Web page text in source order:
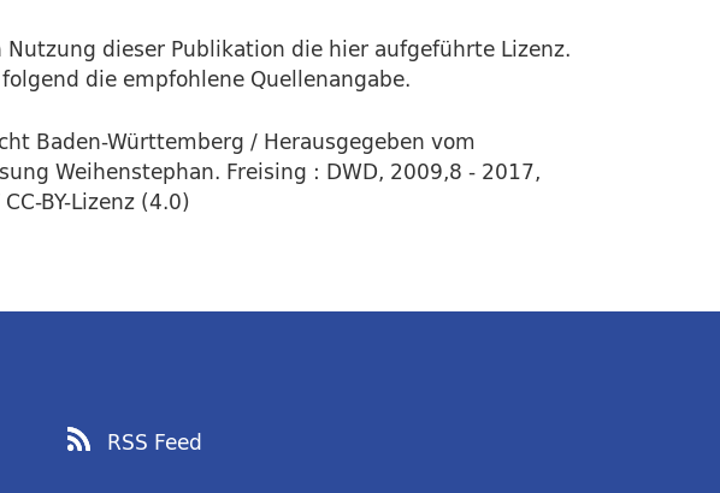
dieser Publikation die hier aufgeführte Lizenz.
die empfohlene Quellenangabe.
Baden-Württemberg / Herausgegeben vom
Weihenstephan. Freising : DWD, 2009,8 - 2017,
BY-Lizenz (4.0)
RSS Feed